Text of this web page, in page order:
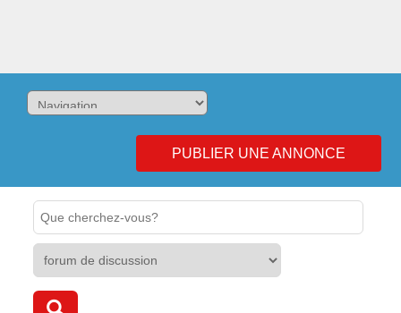
PUBLIER UNE ANNONCE